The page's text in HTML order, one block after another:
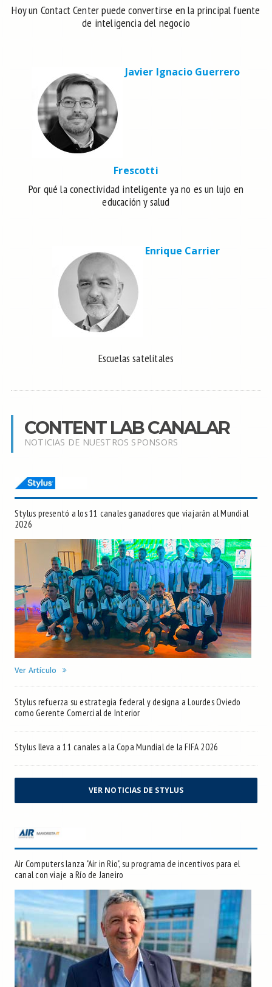
Hoy un Contact Center puede convertirse en la principal fuente
de inteligencia del negocio
Javier Ignacio Guerrero
Frescotti
Por qué la conectividad inteligente ya no es un lujo en
educación y salud
Enrique Carrier
Escuelas satelitales
CONTENT LAB CANALAR
NOTICIAS DE NUESTROS SPONSORS
Stylus presentó a los 11 canales ganadores que viajarán al Mundial
2026
Ver Artículo
Stylus refuerza su estrategia federal y designa a Lourdes Oviedo
como Gerente Comercial de Interior
Stylus lleva a 11 canales a la Copa Mundial de la FIFA 2026
VER NOTICIAS DE STYLUS
Air Computers lanza "Air in Rio", su programa de incentivos para el
canal con viaje a Río de Janeiro